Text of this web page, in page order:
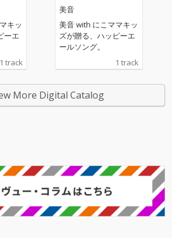
キッ
ーエ
1 track
美音
美音 with にこママキッ
ズが贈る、ハッピーエ
ールソング。
1 track
More Digital Catalog